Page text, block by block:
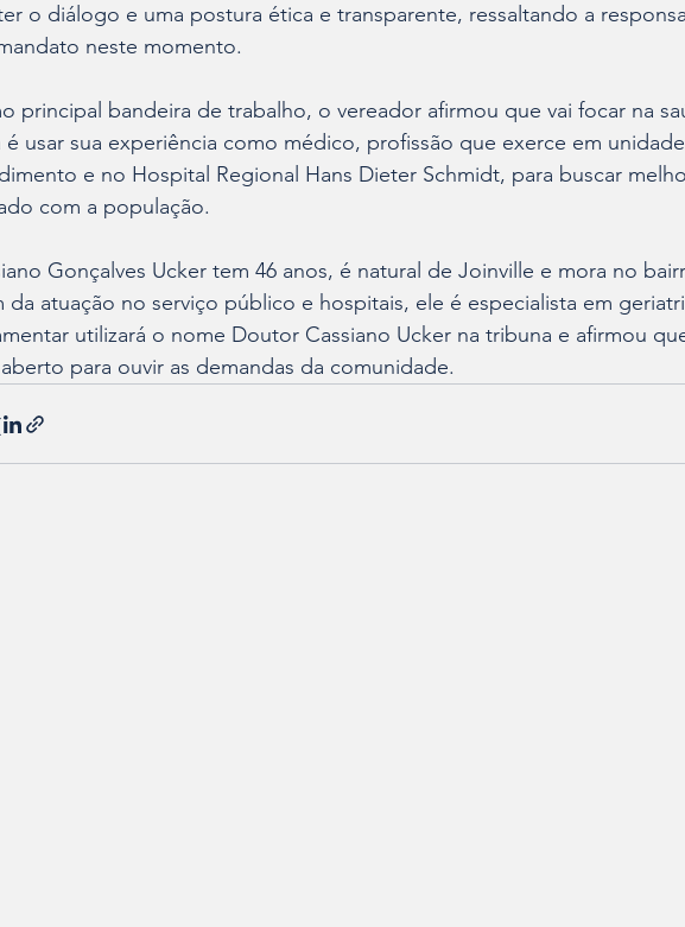
o diálogo e uma postura ética e transparente, ressaltando a
neste momento.
principal bandeira de trabalho, o vereador afirmou que vai focar na
é usar sua experiência como médico, profissão que exerce em
e no Hospital Regional Hans Dieter Schmidt, para buscar
com a população.
Gonçalves Ucker tem 46 anos, é natural de Joinville e mora no
da atuação no serviço público e hospitais, ele é especialista em
utilizará o nome Doutor Cassiano Ucker na tribuna e afirmou
para ouvir as demandas da comunidade.